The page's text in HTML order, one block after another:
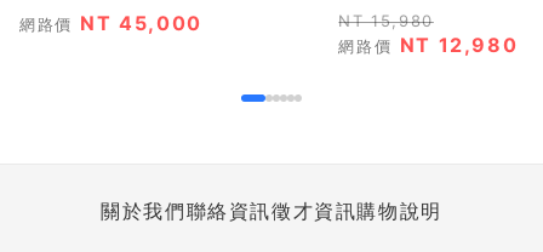
網路價 NT 45,000
NT 15,980
網路價 NT 12,980
關於我們聯絡資訊徵才資訊購物說明